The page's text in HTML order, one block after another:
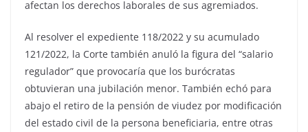
afectan los derechos laborales de sus agremiados.
Al resolver el expediente 118/2022 y su acumulado
121/2022, la Corte también anuló la figura del “salario
regulador” que provocaría que los burócratas
obtuvieran una jubilación menor. También echó para
abajo el retiro de la pensión de viudez por modificación
del estado civil de la persona beneficiaria, entre otras